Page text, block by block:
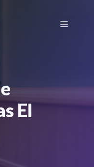
Menú
El